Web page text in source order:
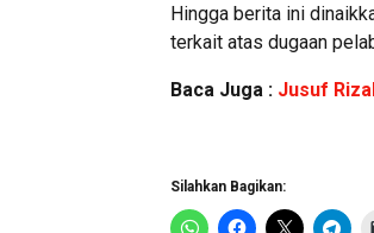
Hingga berita ini
terkait atas dugaan
Baca Juga : Jusuf
Silahkan Bagikan: